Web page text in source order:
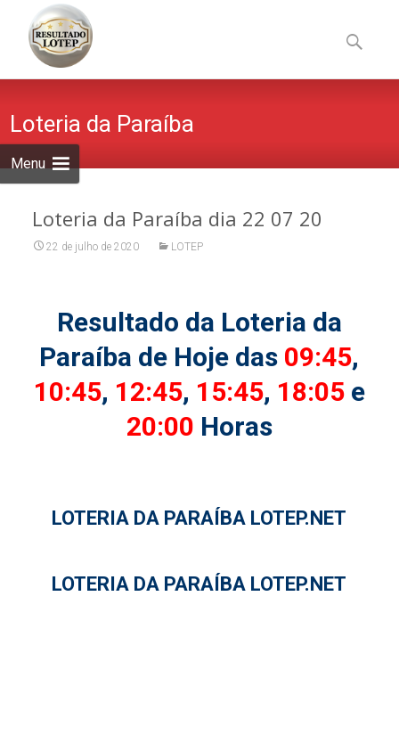
Menu
to
content
por:
Loteria da Paraíba
Loteria da Paraíba dia 22 07 20
22 de julho de 2020 LOTEP
Resultado da Loteria da
Paraíba de Hoje das 09:45,
10:45, 12:45, 15:45, 18:05 e
20:00 Horas
LOTERIA DA PARAÍBA LOTEP.NET
LOTERIA DA PARAÍBA LOTEP.NET